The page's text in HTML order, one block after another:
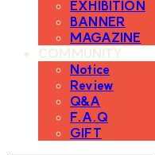
EXHIBITION
BANNER
MAGAZINE
COMMUNITY
Notice
Review
Q&A
F.A.Q
GIFT